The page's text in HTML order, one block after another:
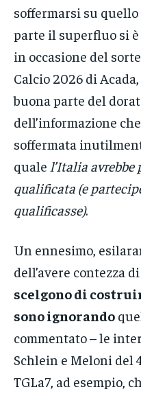
soffermarsi su
parte il superfluo si
in occasione del
Calcio 2026 di
buona parte del
dell’informazione che
soffermata
quale l’Italia avrebbe
qualificata (e
qualificasse).
Un ennesimo,
dell’avere contezza
scelgono di
sono ignorando
commentato – le
Schlein e Meloni del
TGLa7, ad esempio,